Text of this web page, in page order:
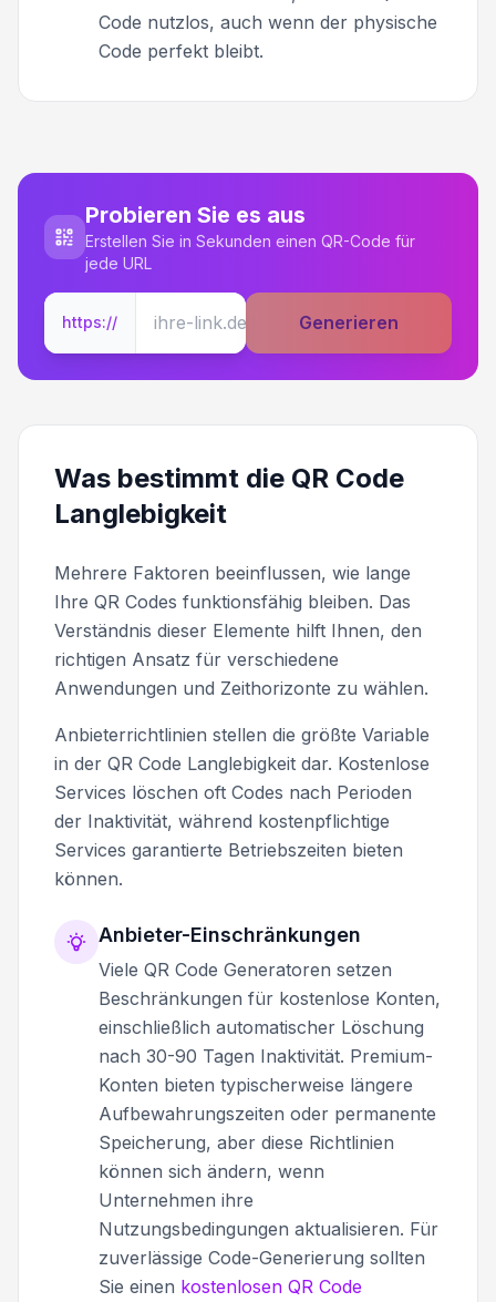
Code nutzlos, auch wenn der physische
Code perfekt bleibt.
Probieren Sie es aus
Erstellen Sie in Sekunden einen QR-Code für
jede URL
https:// Generieren
Was bestimmt die QR Code
Langlebigkeit
Mehrere Faktoren beeinflussen, wie lange
Ihre QR Codes funktionsfähig bleiben. Das
Verständnis dieser Elemente hilft Ihnen, den
richtigen Ansatz für verschiedene
Anwendungen und Zeithorizonte zu wählen.
Anbieterrichtlinien stellen die größte Variable
in der QR Code Langlebigkeit dar. Kostenlose
Services löschen oft Codes nach Perioden
der Inaktivität, während kostenpflichtige
Services garantierte Betriebszeiten bieten
können.
Anbieter-Einschränkungen
Viele QR Code Generatoren setzen
Beschränkungen für kostenlose Konten,
einschließlich automatischer Löschung
nach 30-90 Tagen Inaktivität. Premium-
Konten bieten typischerweise längere
Aufbewahrungszeiten oder permanente
Speicherung, aber diese Richtlinien
können sich ändern, wenn
Unternehmen ihre
Nutzungsbedingungen aktualisieren. Für
zuverlässige Code-Generierung sollten
Sie einen kostenlosen QR Code